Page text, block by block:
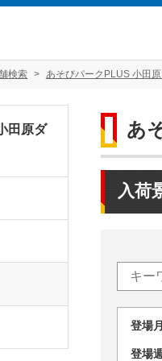
検索 あそびパークPLUS 小田
あ
入荷
登
登
田原ダ